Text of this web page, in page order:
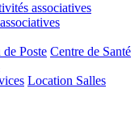
associatives
Poste Centre de Santé
Location Salles